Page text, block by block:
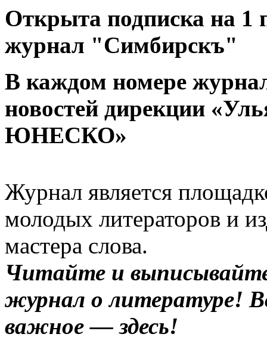
Открыта подписка на 1
журнал "Симбирскъ"
В каждом номере
новостей дирекции
ЮНЕСКО»
Журнал является
молодых литераторов и
мастера слова.
Читайте и
журнал о литературе!
важное — здесь!